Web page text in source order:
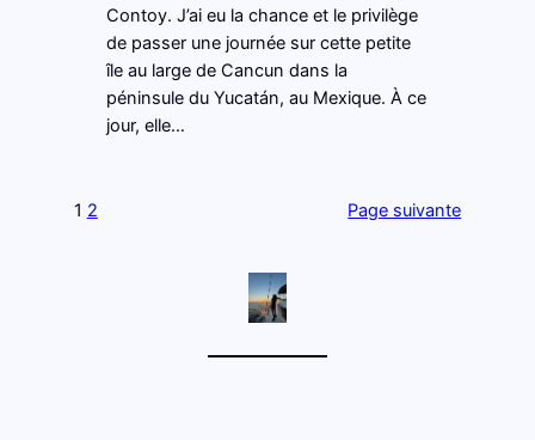
Contoy. J’ai eu la chance et le privilège
de passer une journée sur cette petite
île au large de Cancun dans la
péninsule du Yucatán, au Mexique. À ce
jour, elle…
1 2 Page suivante